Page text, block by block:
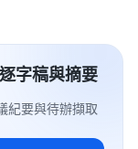
字稿與摘要
紀要與待辦擷取